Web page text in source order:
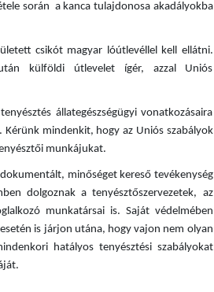
során a kanca tulajdonosa akadályokba
csikót magyar lóútlevéllel kell ellátni.
külföldi útlevelet ígér, azzal Uniós
állategészségügyi vonatkozásaira
Kérünk mindenkit, hogy az Uniós szabályok
munkájukat.
minőséget kereső tevékenység
dolgoznak a tenyésztőszervezetek, az
munkatársai is. Saját védelmében
is járjon utána, hogy vajon nem olyan
hatályos tenyésztési szabályokat